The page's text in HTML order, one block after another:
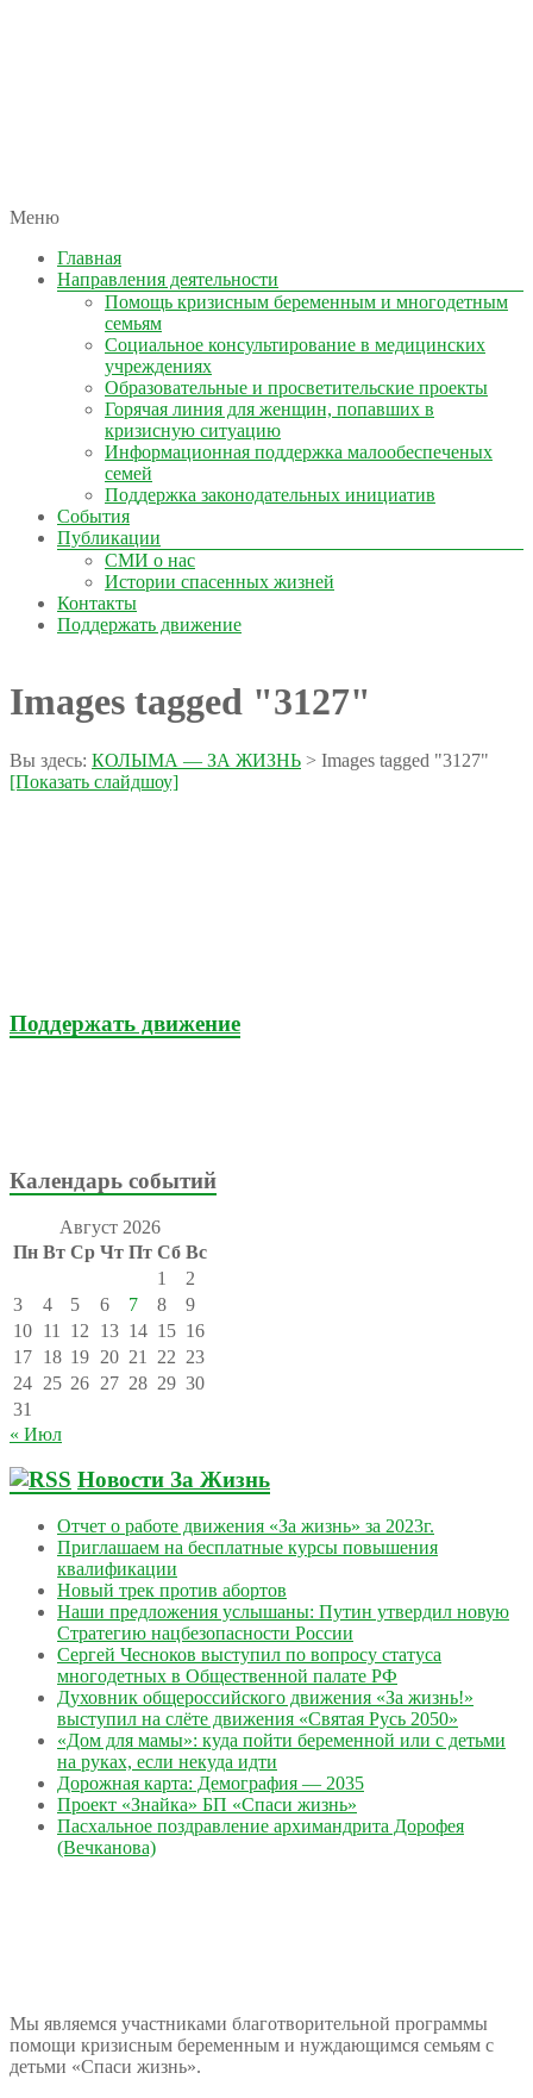
КОЛЫМА — ЗА ЖИЗНЬ
автономная некоммерческая организация
Меню
Главная
Направления деятельности
Помощь кризисным беременным и многодетным
семьям
Социальное консультирование в медицинских
учреждениях
Образовательные и просветительские проекты
Горячая линия для женщин, попавших в
кризисную ситуацию
Информационная поддержка малообеспеченых
семей
Поддержка законодательных инициатив
События
Публикации
СМИ о нас
Истории спасенных жизней
Контакты
Поддержать движение
Images tagged "3127"
Вы здесь: КОЛЫМА — ЗА ЖИЗНЬ > Images tagged "3127"
[Показать слайдшоу]
Поддержать движение
Календарь событий
Август 2026
Пн Вт Ср Чт Пт Сб Вс
1
2
3
4 5 6 7 8
9
10 11 12 13 14 15 16
17 18 19 20 21 22 23
24 25 26 27 28 29 30
31
« Июл
Новости За Жизнь
Отчет о работе движения «За жизнь» за 2023г.
Приглашаем на бесплатные курсы повышения
квалификации
Новый трек против абортов
Наши предложения услышаны: Путин утвердил новую
Стратегию нацбезопасности России
Сергей Чесноков выступил по вопросу статуса
многодетных в Общественной палате РФ
Духовник общероссийского движения «За жизнь!»
выступил на слёте движения «Святая Русь 2050»
«Дом для мамы»: куда пойти беременной или с детьми
на руках, если некуда идти
Дорожная карта: Демография — 2035
Проект «Знайка» БП «Спаси жизнь»
Пасхальное поздравление архимандрита Дорофея
(Вечканова)
Мы являемся участниками благотворительной программы
помощи кризисным беременным и нуждающимся семьям с
детьми «Спаси жизнь».